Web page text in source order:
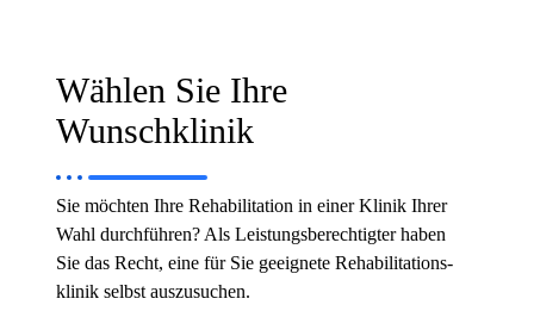
Wählen Sie Ihre
Wunschklinik
Sie möchten Ihre Rehabilitation in einer Klinik Ihrer
Wahl durchführen? Als Leistungsberechtigter haben
Sie das Recht, eine für Sie geeignete Rehabilitations-
klinik selbst auszusuchen.